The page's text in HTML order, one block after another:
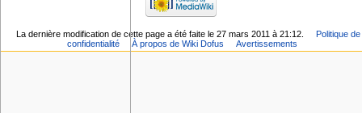
La dernière modification de cette page a été faite le 27 mars 2011 à 21:12.
Politique de
confidentialité
À propos de Wiki Dofus Avertissements